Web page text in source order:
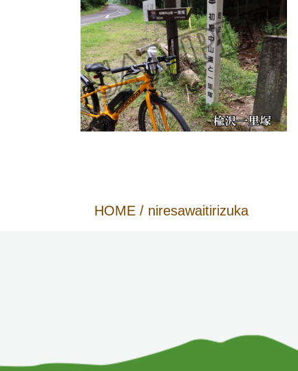
HOME / niresawaitirizuka